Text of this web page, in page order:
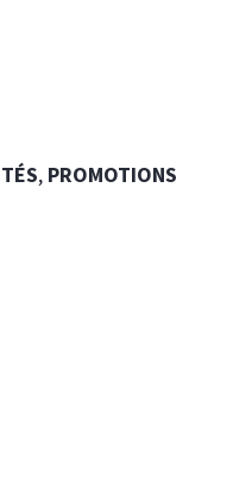
, PROMOTIONS